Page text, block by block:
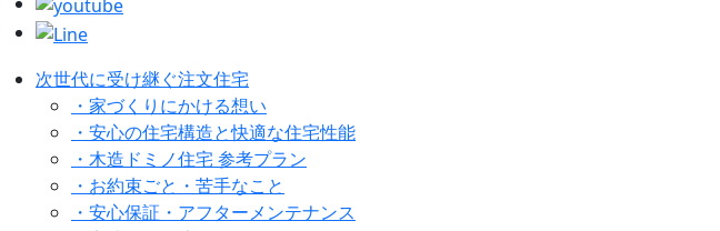
次世代に受け継ぐ注文住宅
・家づくりにかける想い
・安心の住宅構造と快適な住宅性能
・木造ドミノ住宅 参考プラン
・お約束ごと・苦手なこと
・安心保証・アフターメンテナンス